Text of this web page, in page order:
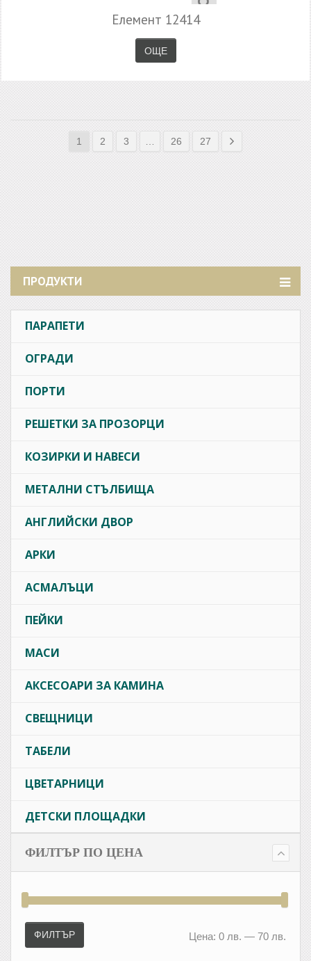
Елемент 12414
ОЩЕ
1 2 3 … 26 27
ПРОДУКТИ
ПАРАПЕТИ
ОГРАДИ
ПОРТИ
РЕШЕТКИ ЗА ПРОЗОРЦИ
КОЗИРКИ И НАВЕСИ
МЕТАЛНИ СТЪЛБИЩА
АНГЛИЙСКИ ДВОР
АРКИ
АСМАЛЪЦИ
ПЕЙКИ
МАСИ
АКСЕСОАРИ ЗА КАМИНА
СВЕЩНИЦИ
ТАБЕЛИ
ЦВЕТАРНИЦИ
ДЕТСКИ ПЛОЩАДКИ
ФИЛТЪР ПО ЦЕНА
цена
цена
ФИЛТЪР Цена: 0 лв. — 70 лв.